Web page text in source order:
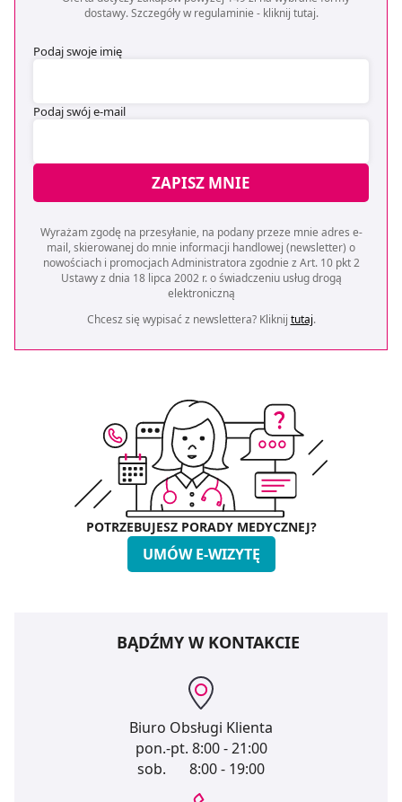
dostawy. Szczegóły w regulaminie - kliknij tutaj.
Podaj swoje imię
Podaj swój e-mail
ZAPISZ MNIE
Wyrażam zgodę na przesyłanie, na podany przeze mnie adres e-
mail, skierowanej do mnie informacji handlowej (newsletter) o
nowościach i promocjach Administratora zgodnie z Art. 10 pkt 2
Ustawy z dnia 18 lipca 2002 r. o świadczeniu usług drogą
elektroniczną
Chcesz się wypisać z newslettera? Kliknij tutaj.
POTRZEBUJESZ PORADY MEDYCZNEJ?
UMÓW E-WIZYTĘ
BĄDŹMY W KONTAKCIE
Biuro Obsługi Klienta
pon.-pt. 8:00 - 21:00
sob.
8:00 - 19:00